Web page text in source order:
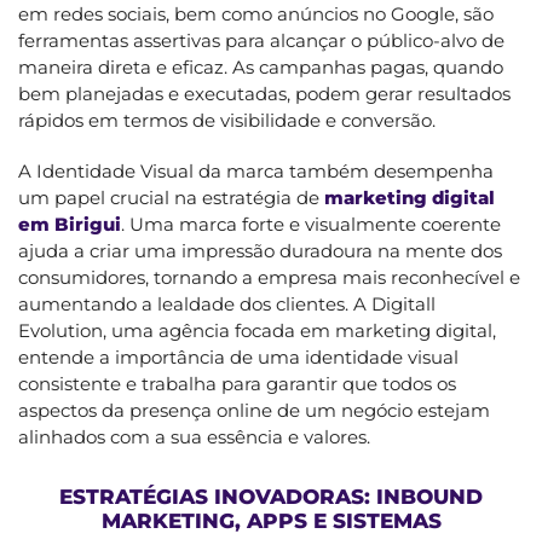
em redes sociais, bem como anúncios no Google, são
ferramentas assertivas para alcançar o público-alvo de
maneira direta e eficaz. As campanhas pagas, quando
bem planejadas e executadas, podem gerar resultados
rápidos em termos de visibilidade e conversão.
A Identidade Visual da marca também desempenha
um papel crucial na estratégia de marketing digital
em Birigui. Uma marca forte e visualmente coerente
ajuda a criar uma impressão duradoura na mente dos
consumidores, tornando a empresa mais reconhecível e
aumentando a lealdade dos clientes. A Digitall
Evolution, uma agência focada em marketing digital,
entende a importância de uma identidade visual
consistente e trabalha para garantir que todos os
aspectos da presença online de um negócio estejam
alinhados com a sua essência e valores.
ESTRATÉGIAS INOVADORAS: INBOUND
MARKETING, APPS E SISTEMAS